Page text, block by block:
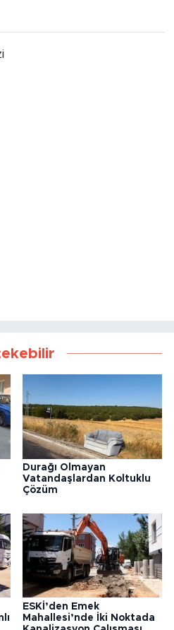
Durağı Olmayan
Vatandaşlardan Koltuklu
Çözüm
ESKİ’den Emek
Mahallesi’nde İki Noktada